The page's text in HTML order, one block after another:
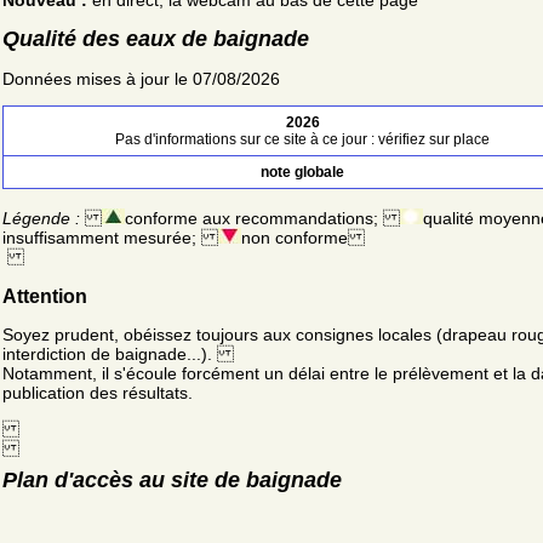
Qualité des eaux de baignade
Données mises à jour le 07/08/2026
2026
Pas d'informations sur ce site à ce jour : vérifiez sur place
note globale
Légende : conforme aux recommandations;
qualité
insuffisamment mesurée;
non conforme
Attention
Soyez prudent, obéissez toujours aux consignes locales (drapeau
interdiction de baignade...).
Notamment, il s'écoule forcément un délai entre le prélèvement et la
publication des résultats.
Plan d'accès au site de baignade